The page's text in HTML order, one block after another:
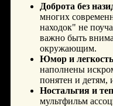
Доброта без
многих
находок" не
важно быть
окружающим.
Юмор и легкость
наполнены
понятен и детям,
Ностальгия и
мультфильм